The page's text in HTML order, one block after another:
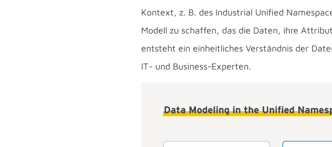
Kontext, z. B. des Industrial Unified
Modell zu schaffen, das die Daten, ihre
entsteht ein einheitliches Verständnis der
IT- und Business-Experten.